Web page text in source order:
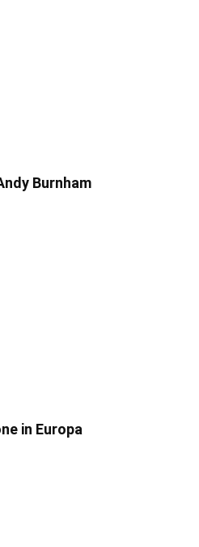
Burnham
in Europa